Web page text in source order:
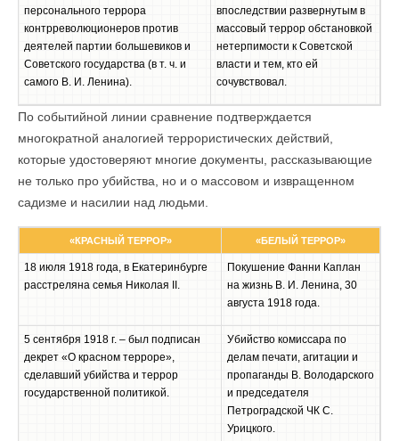
персонального террора
контрреволюционеров против
деятелей партии большевиков и
Советского государства (в т. ч. и
самого В. И. Ленина).
впоследствии развернутым в
массовый террор обстановкой
нетерпимости к Советской
власти и тем, кто ей
сочувствовал.
По событийной линии сравнение подтверждается
многократной аналогией террористических действий,
которые удостоверяют многие документы, рассказывающие
не только про убийства, но и о массовом и извращенном
садизме и насилии над людьми.
«КРАСНЫЙ ТЕРРОР» «БЕЛЫЙ ТЕРРОР»
18 июля 1918 года, в Екатеринбурге
расстреляна семья Николая II.
Покушение Фанни Каплан
на жизнь В. И. Ленина, 30
августа 1918 года.
5 сентября 1918 г. – был подписан
декрет «О красном терроре»,
сделавший убийства и террор
государственной политикой.
Убийство комиссара по
делам печати, агитации и
пропаганды В. Володарского
и председателя
Петроградской ЧК С.
Урицкого.